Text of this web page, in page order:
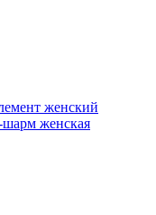
женcкий
шарм женская